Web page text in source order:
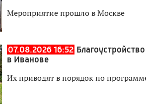
Мероприятие прошло в Москве
07.08.2026 16:52
в Иванове
Их приводят в порядок по